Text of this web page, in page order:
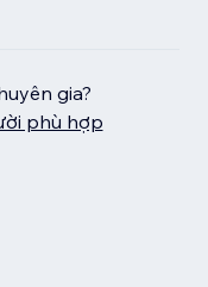
gia?
phù hợp